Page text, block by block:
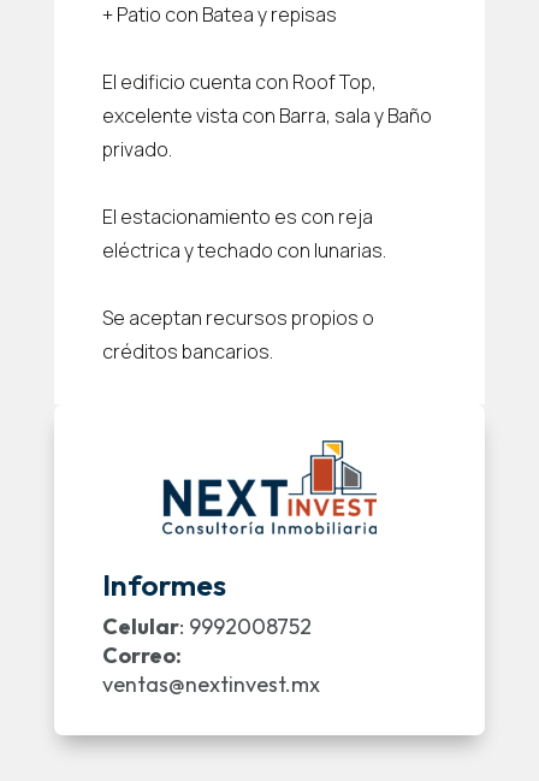
+ Patio con Batea y repisas
El edificio cuenta con Roof Top,
excelente vista con Barra, sala y Baño
privado.
El estacionamiento es con reja
eléctrica y techado con lunarias.
Se aceptan recursos propios o
créditos bancarios.
Informes
Celular: 9992008752
Correo:
ventas@nextinvest.mx